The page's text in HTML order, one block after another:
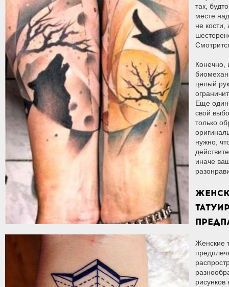
так,
месте
не
Конечно,
целый
Еще один
свой
только
нужно,
иначе
Женские